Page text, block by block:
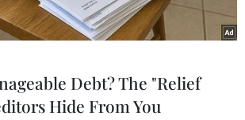
Debt? The "Relief
Hide From You